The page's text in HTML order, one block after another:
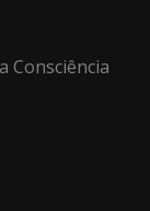
Consciência